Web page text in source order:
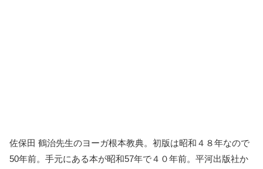
佐保田 鶴治先生のヨーガ根本教典。初版は昭和４８年なので
50年前。手元にある本が昭和57年で４０年前。平河出版社か